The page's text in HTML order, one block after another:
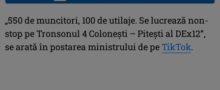
„550 de muncitori, 100 de utilaje. Se lucrează non-
stop pe Tronsonul 4 Coloneşti – Piteşti al DEx12”,
se arată în postarea ministrului de pe TikTok.